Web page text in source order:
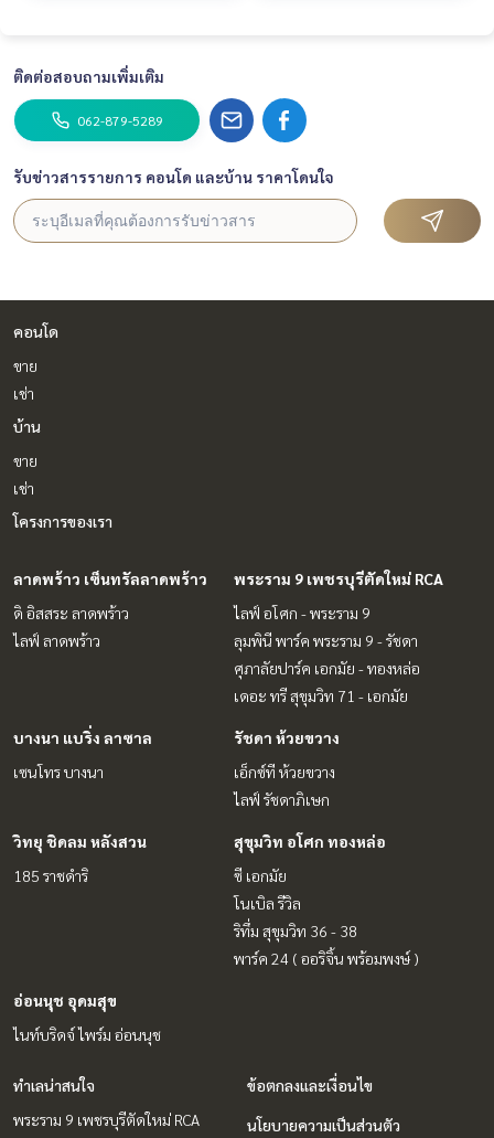
Youtube : HOME Real Estate Services
#HOMEREALESTATESERVICES
#รับฝากขาย #รับฝากขายบ้าน
#รับฝากขายคอนโด #รับฝากขายที่ดิน
#นายหน้าอสังหา #นายหน้ามืออาชีพ
ติดต่อสอบถามเพิ่มเติม
062-879-5289
รับข่าวสารรายการ คอนโด และบ้าน ราคาโดนใจ
คอนโด
ขาย
เช่า
บ้าน
ขาย
เช่า
โครงการของเรา
ลาดพร้าว เซ็นทรัลลาดพร้าว
ดิ อิสสระ ลาดพร้าว
ไลฟ์ ลาดพร้าว
พระราม 9 เพชรบุรีตัดใหม่ RCA
ไลฟ์ อโศก - พระราม 9
ลุมพินี พาร์ค พระราม 9 - รัชดา
ศุภาลัยปาร์ค เอกมัย - ทองหล่อ
เดอะ ทรี สุขุมวิท 71 - เอกมัย
บางนา แบริ่ง ลาซาล
เซนโทร บางนา
รัชดา ห้วยขวาง
เอ็กซ์ที ห้วยขวาง
ไลฟ์ รัชดาภิเษก
วิทยุ ชิดลม หลังสวน
185 ราชดำริ
สุขุมวิท อโศก ทองหล่อ
ซี เอกมัย
โนเบิล รีวิล
ริทึ่ม สุขุมวิท 36 - 38
พาร์ค 24 ( ออริจิ้น พร้อมพงษ์ )
อ่อนนุช อุดมสุข
ไนท์บริดจ์ ไพร์ม อ่อนนุช
ทำเลน่าสนใจ
พระราม 9 เพชรบุรีตัดใหม่ RCA
ข้อตกลงและเงื่อนไข
นโยบายความเป็นส่วนตัว